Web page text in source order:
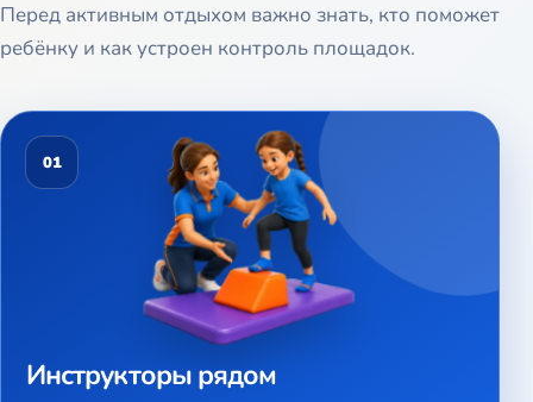
Перед активным отдыхом важно знать, кто поможет
ребёнку и как устроен контроль площадок.
01
Инструкторы рядом